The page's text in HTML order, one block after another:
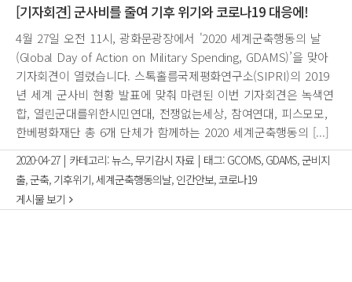
[기자회견] 군사비를 줄여 기후 위기와 코로나19 대응에!
4월 27일 오전 11시, 광화문광장에서 '2020 세계군축행동의 날
(Global Day of Action on Military Spending, GDAMS)’을 맞아
기자회견이 열렸습니다. 스톡홀름국제평화연구소(SIPRI)의 2019
년 세계 군사비 현황 발표에 맞춰 마련된 이번 기자회견은 녹색연
합, 열린군대를위한시민연대, 전쟁없는세상, 참여연대, 피스모모,
한베평화재단 총 6개 단체가 함께하는 2020 세계군축행동의 [...]
2020-04-27 | 카테고리:뉴스,무기감시 자료 | 태그: GCOMS, GDAMS,군비지
출,군축, 기후위기,세계군축행동의날, 인간안보,코로나19
게시물 보기